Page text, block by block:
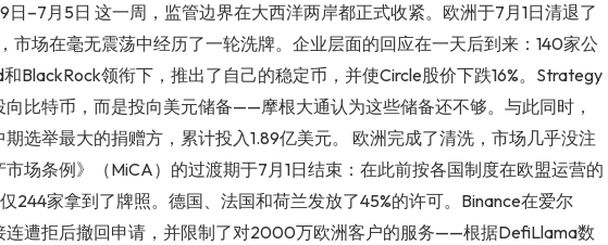
–7月5日 这一周，监管边界在大西洋两岸都正式收紧。欧洲于7月1日清退了
市场在毫无震荡中经历了一轮洗牌。企业层面的回应在一天后到来：140家公
BlackRock领衔下，推出了自己的稳定币，并使Circle股价下跌16%。Strategy
比特币，而是投向美元储备——摩根大通认为这些储备还不够。与此同时，
选举最大的捐赠方，累计投入1.89亿美元。 欧洲完成了清洗，市场几乎没注
场条例》（MiCA）的过渡期于7月1日结束：在此前按各国制度在欧盟运营的
244家拿到了牌照。德国、法国和荷兰发放了45%的许可。Binance在爱尔
连遭拒后撤回申请，并限制了对2000万欧洲客户的服务——根据DefiLlama数